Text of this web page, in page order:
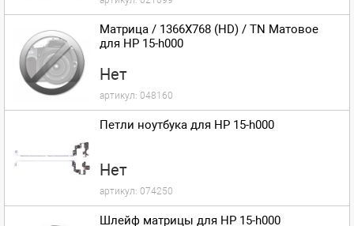
Матрица / 1366X768 (HD) / TN Матовое
для HP 15-h000
Нет
артикул: 048160
Петли ноутбука для HP 15-h000
Нет
артикул: 074250
Шлейф матрицы для HP 15-h000